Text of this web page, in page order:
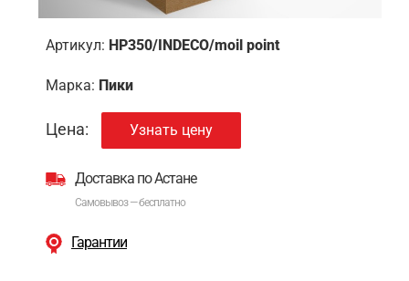
Артикул: HP350/INDECO/moil point
Марка: Пики
Цена: Узнать цену
Доставка по Астане
Самовывоз — бесплатно
Гарантии